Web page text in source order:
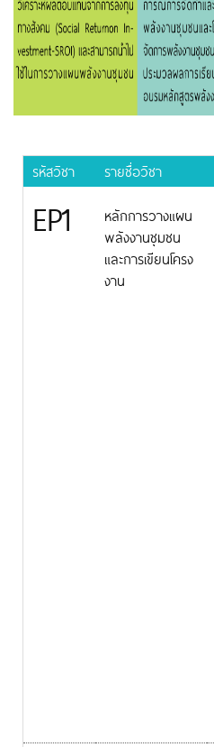
รหัสวิชา รายชื่อวิชา
EP1
หลักการวางแผน
พลังงานชุมชน
และการเขียนโครง
งาน